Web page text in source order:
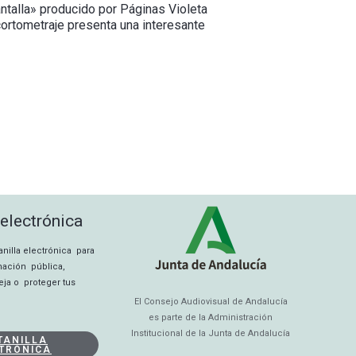
producido por Páginas Violeta
presenta una interesante
electrónica para
pública,
o proteger tus
El Consejo Audiovisual de Andalucía
es parte de la Administración
Institucional de la Junta de Andalucía